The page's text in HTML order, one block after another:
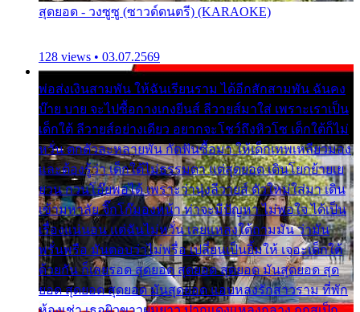
สุดยอด - วงซูซู (ซาวด์ดนตรี) (KARAOKE)
128 views • 03.07.2569
พ่อส่งเงินสามพัน ให้ฉันเรียนราม ได้อีกสักสามพัน ฉันคง
บ๊าย บาย จะไปซื้อกางเกงยีนส์ ลีวายส์มาใส่ เพราะเราเป็น
เด็กใต้ ลีวายส์อย่างเดียว อยากจะโชว์ถึงหิวโซ เด็กใต้ก็ไม่
หวั่น ตกตัวละหลายพัน กัดฟันซื้อมา ให้เด็กเทพเหลียวมอง
และต้องรู้ว่า เด็กใต้ไม่ธรรมดา แต่สุดยอด เดินโยกย้ายเย
ยวน กวนโอ๊ยพอได้ เพราะว่านุ่งลีวายส์ ตัวใหม่ใส่มา เดิน
เข้ามหาลัย จิ๊กโก๊มองหน้า ท่าจะมีปัญหา ไม่พอใจ ได้เป็น
เรื่องแน่นอน แต่ฉันไม่หวั่น เลยแหลงใต้ถามมัน ว่ามัน
พรั่นพรือ มันตอบว่าไม่พรื่อ เปลี่ยนเป็นยิ้มให้ เจอะเด็กใต้
ด้วยกัน ก็เลยรอด สุดยอด สุดยอด สุดยอด มันสุดยอด สุด
ยอด สุดยอด สุดยอด มันสุดยอด แอบหลงรักสาวราม ที่พัก